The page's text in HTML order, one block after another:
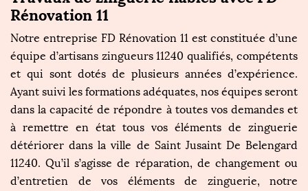
Rénovation 11
Notre entreprise FD Rénovation 11 est constituée d’une
équipe d’artisans zingueurs 11240 qualifiés, compétents
et qui sont dotés de plusieurs années d’expérience.
Ayant suivi les formations adéquates, nos équipes seront
dans la capacité de répondre à toutes vos demandes et
à remettre en état tous vos éléments de zinguerie
détériorer dans la ville de Saint Jusaint De Belengard
11240. Qu’il s’agisse de réparation, de changement ou
d’entretien de vos éléments de zinguerie, notre